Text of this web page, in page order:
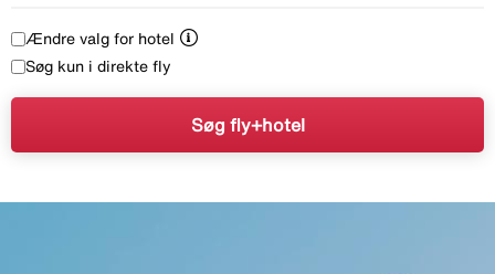
Ændre valg for hotel
Søg kun i direkte fly
Søg fly+hotel